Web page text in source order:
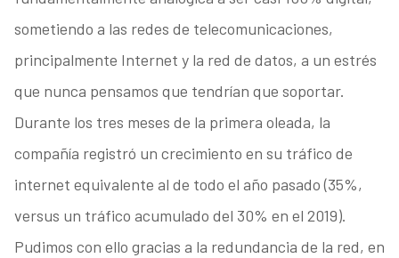
sometiendo a las redes de telecomunicaciones,
principalmente Internet y la red de datos, a un estrés
que nunca pensamos que tendrían que soportar.
Durante los tres meses de la primera oleada, la
compañía registró un crecimiento en su tráfico de
internet equivalente al de todo el año pasado (35%,
versus un tráfico acumulado del 30% en el 2019).
Pudimos con ello gracias a la redundancia de la red, en